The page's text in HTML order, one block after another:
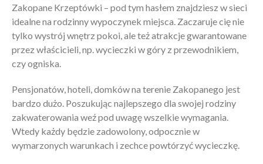
Zakopane Krzeptówki – pod tym hasłem znajdziesz w sieci
idealne na rodzinny wypoczynek miejsca. Zaczaruje cię nie
tylko wystrój wnętrz pokoi, ale też atrakcje gwarantowane
przez właścicieli, np. wycieczki w góry z przewodnikiem,
czy ogniska.
Pensjonatów, hoteli, domków na terenie Zakopanego jest
bardzo dużo. Poszukując najlepszego dla swojej rodziny
zakwaterowania weź pod uwagę wszelkie wymagania.
Wtedy każdy będzie zadowolony, odpocznie w
wymarzonych warunkach i zechce powtórzyć wycieczkę.